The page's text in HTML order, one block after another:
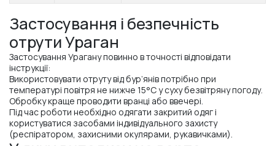
Застосування і безпечність
отрути Ураган
Застосування Урагану повинно в точності відповідати
інструкції:
Використовувати отруту від бур’янів потрібно при
температурі повітря не нижче 15°C у суху безвітряну погоду.
Обробку краще проводити вранці або ввечері.
Під час роботи необхідно одягати закритий одяг і
користуватися засобами індивідуального захисту
(респіратором, захисними окулярами, рукавичками).